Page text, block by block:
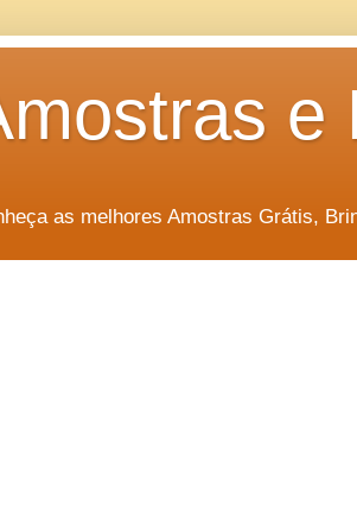
e
as melhores Amostras Grátis,